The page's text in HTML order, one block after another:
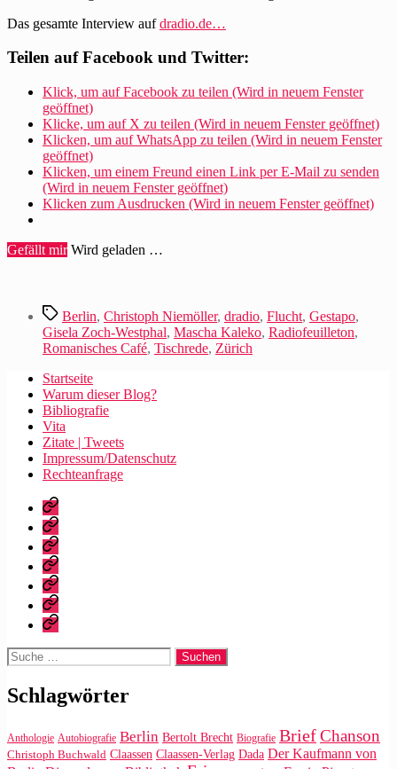
Das gesamte Interview aufdradio.de…
Teilen auf Facebook und Twitter:
Klick, um auf Facebook zu teilen (Wird in neuem Fenster
geöffnet)
Klicke, um auf X zu teilen (Wird in neuem Fenster geöffnet)
Klicken, um auf WhatsApp zu teilen (Wird in neuem Fenster
geöffnet)
Klicken, um einem Freund einen Link per E-Mail zu senden
(Wird in neuem Fenster geöffnet)
Klicken zum Ausdrucken (Wird in neuem Fenster geöffnet)
Gefällt mir Wird geladen …
Schlagwörter
Berlin, Christoph Niemöller, dradio, Flucht, Gestapo,
Gisela Zoch-Westphal, Mascha Kaleko, Radiofeuilleton,
Romanisches Café, Tischrede, Zürich
Startseite
Warum dieser Blog?
Bibliografie
Vita
Zitate | Tweets
Impressum/Datenschutz
Rechteanfrage
Startseite
Warum
dieser
Blog?
Bibliografie
Vita
Zitate
|
Tweets
Impressum/Datenschutz
Rechteanfrage
Suche
nach:
Schlagwörter
Anthologie Autobiografie Berlin Bertolt Brecht Biografie BriefChanson
Christoph Buchwald Claassen Claassen-Verlag Dada Der Kaufmann von